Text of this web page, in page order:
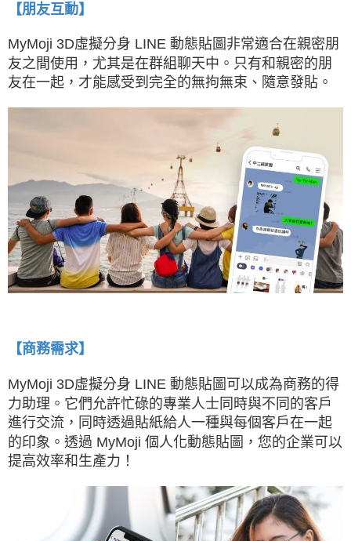
【朋友互動】
MyMoji 3D虛擬分身 LINE 動態貼圖非常適合在親密朋
友之間使用，尤其是在群組聊天中。只有和親密的朋
友在一起，才能感受到完全的無拘無束、隨意發貼。
【商務需求】
MyMoji 3D虛擬分身 LINE 動態貼圖可以成為商務的得
力助理。它們允許忙碌的專業人士同時與不同的客戶
進行交流，同時透過貼紙給人一種與每個客戶在一起
的印象。透過 MyMoji 個人化動態貼圖，您的企業可以
提高效率和生產力！